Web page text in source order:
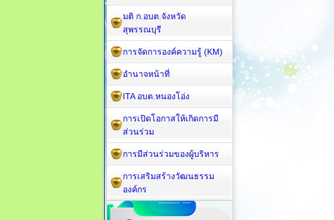
มติ ก.อบต.จังหวัด
สุพรรณบุรี
การจัดการองค์ความรู้ (KM)
อำนาจหน้าที่
ITA อบต.หนองโอ่ง
การเปิดโอกาสให้เกิดการมี
ส่วนร่วม
การมีส่วนร่วมของผู้บริหาร
การเสริมสร้างวัฒนธรรม
องค์กร